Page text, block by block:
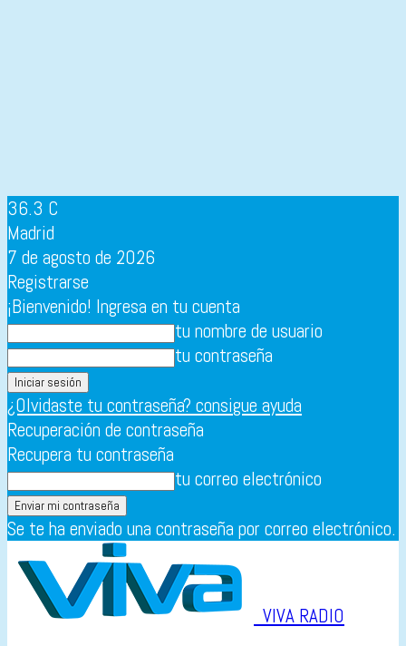
36.3 C
Madrid
7 de agosto de 2026
Registrarse
¡Bienvenido! Ingresa en tu cuenta
tu nombre de usuario
tu contraseña
¿Olvidaste tu contraseña? consigue ayuda
Recuperación de contraseña
Recupera tu contraseña
tu correo electrónico
Se te ha enviado una contraseña por correo electrónico.
VIVA RADIO